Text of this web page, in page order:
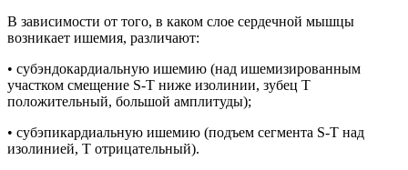
В зависимости от того, в каком слое сердечной мышцы
возникает ишемия, различают:
• субэндокардиальную ишемию (над ишемизированным
участком смещение S-Т ниже изолинии, зубец Т
положительный, большой амплитуды);
• субэпикардиальную ишемию (подъем сегмента S-Т над
изолинией, Т отрицательный).